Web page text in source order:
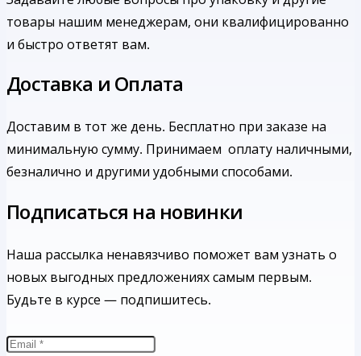
товары нашим менеджерам, они квалифицированно
и быстро ответят вам.
Доставка и Оплата
Доставим в тот же день. Бесплатно при заказе на
минимальную сумму. Принимаем оплату наличными,
безналично и другими удобными способами.
Подписаться на новинки
Наша рассылка ненавязчиво поможет вам узнать о
новых выгодных предложениях самым первым.
Будьте в курсе — подпишитесь.